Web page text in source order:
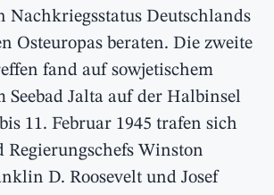
Nachkriegsstatus Deutschlands
Osteuropas beraten. Die zweite
fand auf sowjetischem
Seebad Jalta auf der Halbinsel
11. Februar 1945 trafen sich
Regierungschefs Winston
D. Roosevelt und Josef